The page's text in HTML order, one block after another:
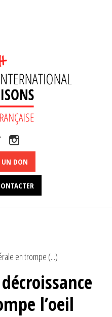
UN DON
en trompe (...)
l’oeil